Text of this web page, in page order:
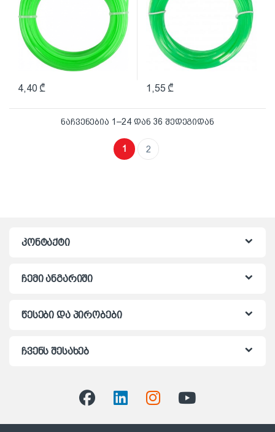
4,40₾ 1,55₾
ნაჩვენებია 1–24 დან 36 შედეგიდან
1 2
კონტაქტი
ჩემი ანგარიში
წესები და პირობები
ჩვენს შესახებ